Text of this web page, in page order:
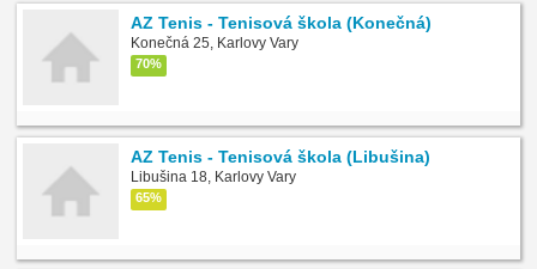
AZ Tenis - Tenisová škola (Konečná)
Konečná 25, Karlovy Vary
70%
AZ Tenis - Tenisová škola (Libušina)
Libušina 18, Karlovy Vary
65%